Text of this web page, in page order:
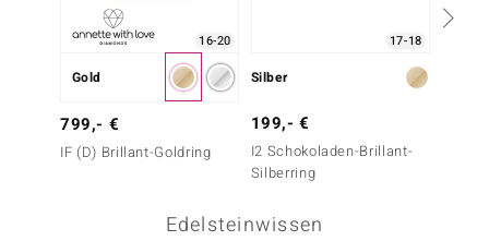
16-20
Gold
799,- €
IF (D) Brillant-Goldring
17-18
Silber
199,- €
I2 Schokoladen-Brillant-
Silberring
Edelsteinwissen